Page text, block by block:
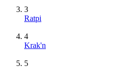
3
Ratpi
4
Krak'n
5